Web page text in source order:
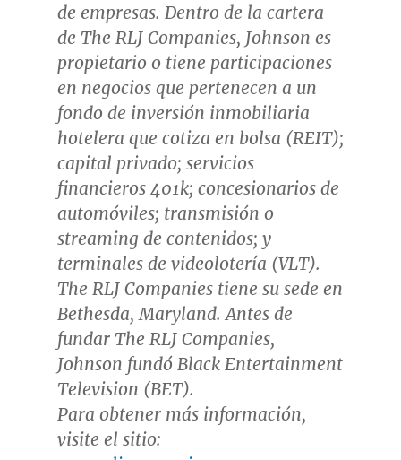
de empresas. Dentro de la cartera
de The RLJ Companies, Johnson es
propietario o tiene participaciones
en negocios que pertenecen a un
fondo de inversión inmobiliaria
hotelera que cotiza en bolsa (REIT);
capital privado; servicios
financieros 401k; concesionarios de
automóviles; transmisión o
streaming de contenidos; y
terminales de videolotería (VLT).
The RLJ Companies tiene su sede en
Bethesda, Maryland. Antes de
fundar The RLJ Companies,
Johnson fundó Black Entertainment
Television (BET).
Para obtener más información,
visite el sitio: